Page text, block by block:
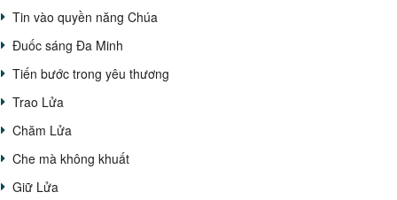
Tin vào quyền năng Chúa
Đuốc sáng Đa Minh
Tiến bước trong yêu thương
Trao Lửa
Chăm Lửa
Che mà không khuất
Giữ Lửa